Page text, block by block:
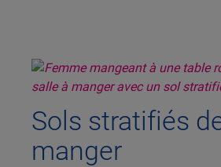
Sols stratifiés
manger